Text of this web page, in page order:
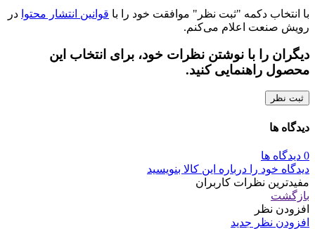
با انتخاب دکمه "ثبت نظر" موافقت خود را با قوانین انتشار محتوا در
رویش صنعت اعلام می‌کنم.
دیگران را با نوشتن نظرات خود، برای انتخاب این
محصول راهنمایی کنید.
ثبت نظر
دیدگاه ها
0 دیدگاه ها
دیدگاه خود را درباره این کالا بنویسید
مفیدترین نظرات کاربران
بازگشت
افزودن نظر
افزودن نظر جدید